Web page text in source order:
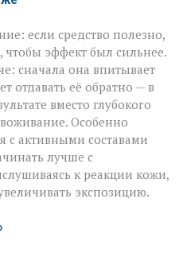
если средство полезно,
чтобы эффект был сильнее.
сначала она впитывает
отдавать её обратно — в
вместо глубокого
Особенно
с активными составами
лучше с
к реакции кожи,
экспозицию.